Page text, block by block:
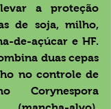
a proteção
de soja, milho,
de-açúcar e HF.
duas cepas
no controle de
Corynespora